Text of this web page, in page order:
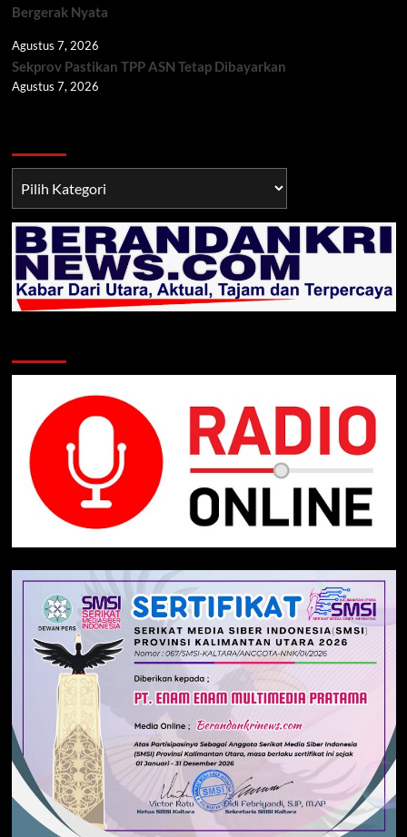
Bergerak Nyata
Agustus 7, 2026
Sekprov Pastikan TPP ASN Tetap Dibayarkan
Agustus 7, 2026
TNI/POLRI